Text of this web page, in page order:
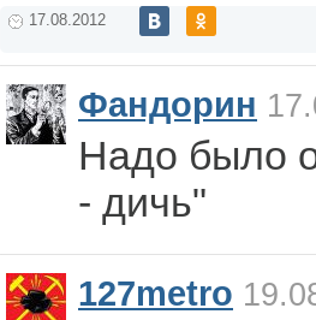
17.08.2012
Фандорин
Надо было
- дичь"
127metro